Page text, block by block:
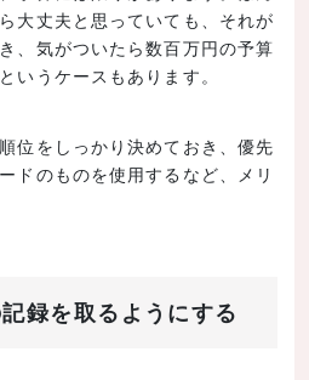
大丈夫と思っていても、それが
、気がついたら数百万円の予算
いうケースもあります。
位をしっかり決めておき、優先
ドのものを使用するなど、メリ
録を取るようにする